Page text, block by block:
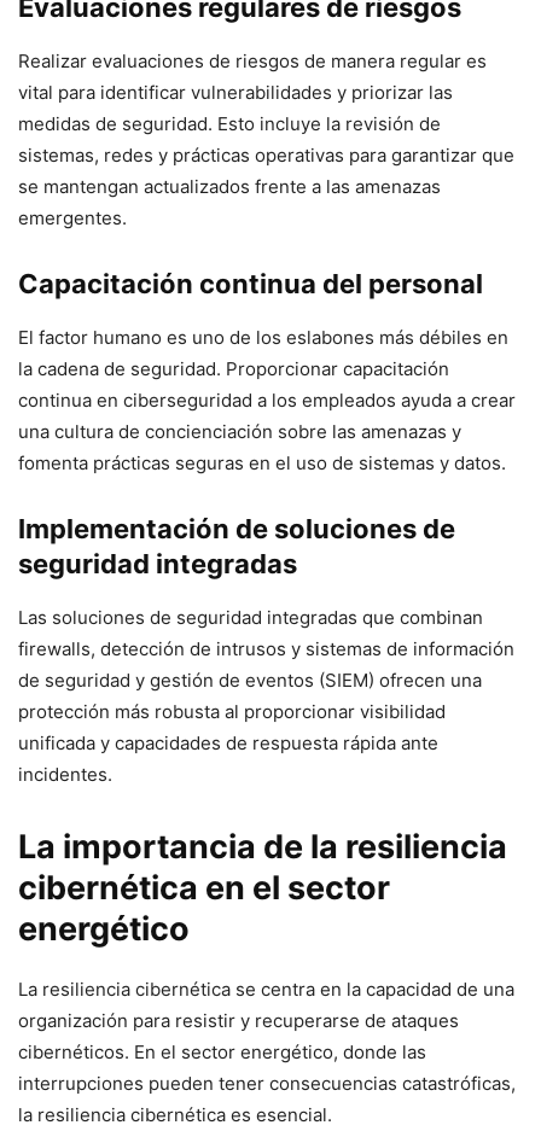
Evaluaciones regulares de riesgos
Realizar evaluaciones de riesgos de manera regular es
vital para identificar vulnerabilidades y priorizar las
medidas de seguridad. Esto incluye la revisión de
sistemas, redes y prácticas operativas para garantizar que
se mantengan actualizados frente a las amenazas
emergentes.
Capacitación continua del personal
El factor humano es uno de los eslabones más débiles en
la cadena de seguridad. Proporcionar capacitación
continua en ciberseguridad a los empleados ayuda a crear
una cultura de concienciación sobre las amenazas y
fomenta prácticas seguras en el uso de sistemas y datos.
Implementación de soluciones de
seguridad integradas
Las soluciones de seguridad integradas que combinan
firewalls, detección de intrusos y sistemas de información
de seguridad y gestión de eventos (SIEM) ofrecen una
protección más robusta al proporcionar visibilidad
unificada y capacidades de respuesta rápida ante
incidentes.
La importancia de la resiliencia
cibernética en el sector
energético
La resiliencia cibernética se centra en la capacidad de una
organización para resistir y recuperarse de ataques
cibernéticos. En el sector energético, donde las
interrupciones pueden tener consecuencias catastróficas,
la resiliencia cibernética es esencial.